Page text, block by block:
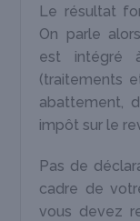
Le résultat
On parle
est intégré
(traitements
abattement,
impôt sur le
Pas de
cadre de
vous devez